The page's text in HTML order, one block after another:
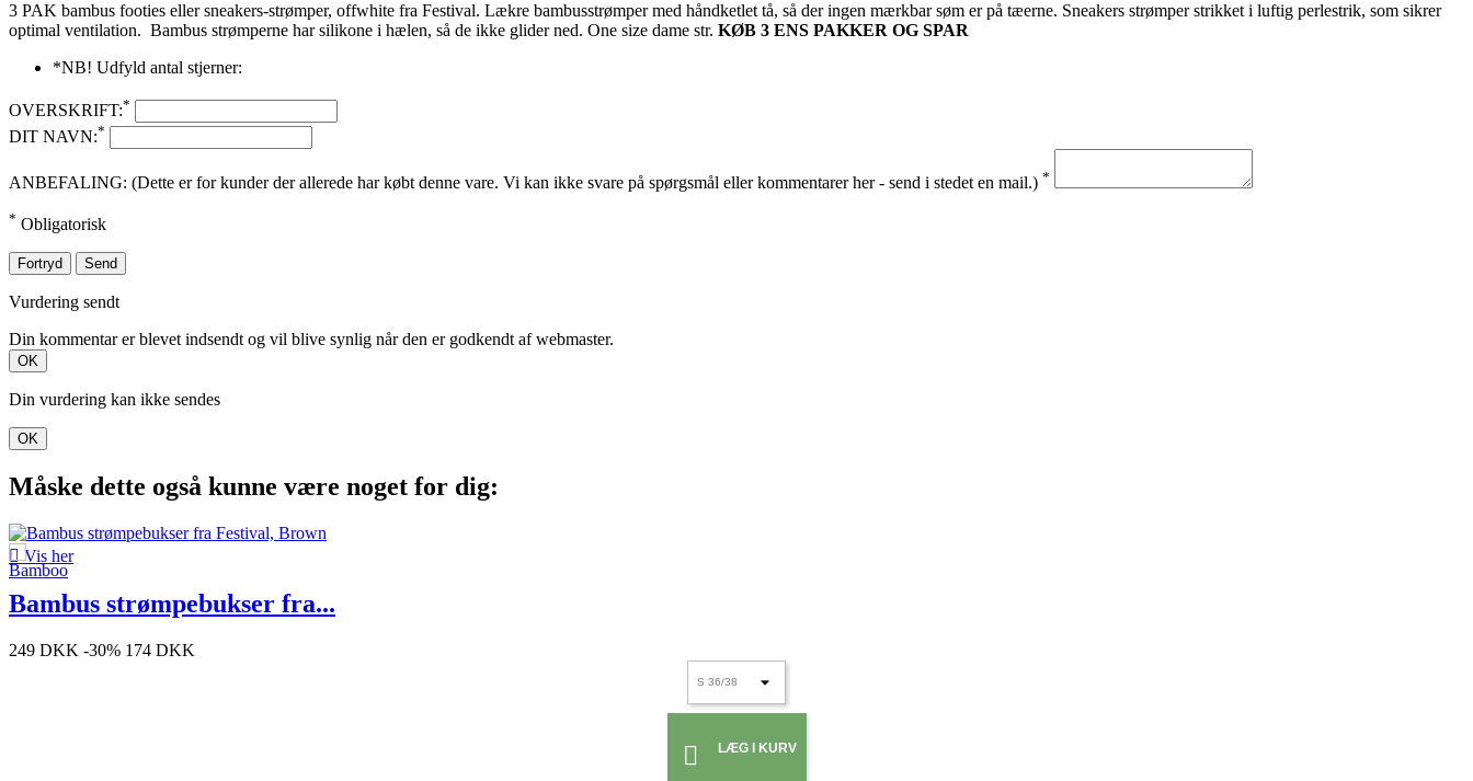
3 PAK bambus footies eller sneakers-strømper, offwhite fra Festival. Lækre bambusstrømper med håndketlet tå, så der ingen mærkbar søm er på tæerne. Sneakers strømper strikket i luftig perlestrik, som sikrer
optimal ventilation. Bambus strømperne har silikone i hælen, så de ikke glider ned. One size dame str. KØB 3 ENS PAKKER OG SPAR
*NB! Udfyld antal stjerner:
OVERSKRIFT:*
DIT NAVN:*
ANBEFALING: (Dette er for kunder der allerede har købt denne vare. Vi kan ikke svare på spørgsmål eller kommentarer her - send i stedet en mail.) *
* Obligatorisk
Fortryd Send
Vurdering sendt
Din kommentar er blevet indsendt og vil blive synlig når den er godkendt af webmaster.
OK
Din vurdering kan ikke sendes
OK
Måske dette også kunne være noget for dig:
Vis her
Bambus strømpebukser fra...
249 DKK -30% 174 DKK
 LÆG I KURV